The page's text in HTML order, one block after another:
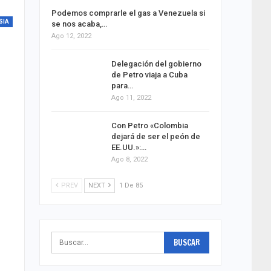
Podemos comprarle el gas a Venezuela si
se nos acaba,…
Ago 12, 2022
Delegación del gobierno
de Petro viaja a Cuba
para…
Ago 11, 2022
Con Petro «Colombia
dejará de ser el peón de
EE.UU.»:…
Ago 8, 2022
PREV NEXT 1 De 85